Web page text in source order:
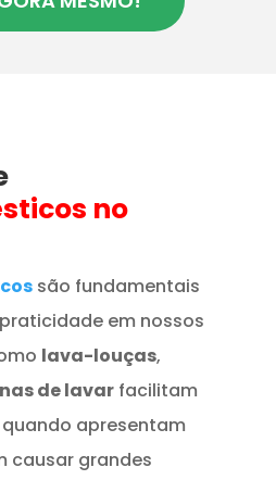
no
são fundamentais
em nossos
lava-louças,
de lavarfacilitam
apresentam
causar grandes